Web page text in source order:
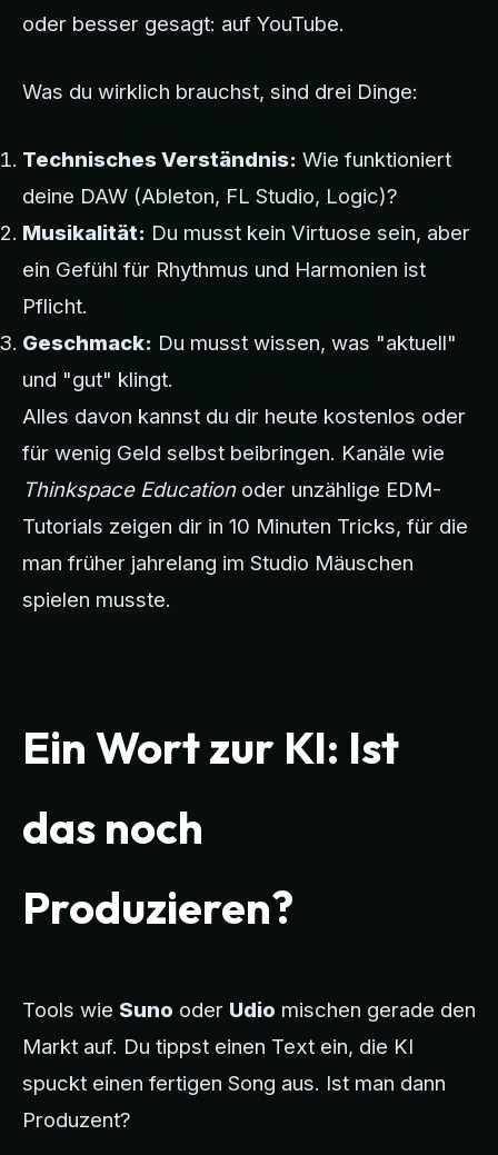
oder besser gesagt: auf YouTube.
Was du wirklich brauchst, sind drei Dinge:
Technisches Verständnis: Wie funktioniert
deine DAW (Ableton, FL Studio, Logic)?
Musikalität: Du musst kein Virtuose sein, aber
ein Gefühl für Rhythmus und Harmonien ist
Pflicht.
Geschmack: Du musst wissen, was "aktuell"
und "gut" klingt.
Alles davon kannst du dir heute kostenlos oder
für wenig Geld selbst beibringen. Kanäle wie
Thinkspace Educationoder unzählige EDM-
Tutorials zeigen dir in 10 Minuten Tricks, für die
man früher jahrelang im Studio Mäuschen
spielen musste.
Ein Wort zur KI: Ist
das noch
Produzieren?
Tools wie Suno oder Udio mischen gerade den
Markt auf. Du tippst einen Text ein, die KI
spuckt einen fertigen Song aus. Ist man dann
Produzent?